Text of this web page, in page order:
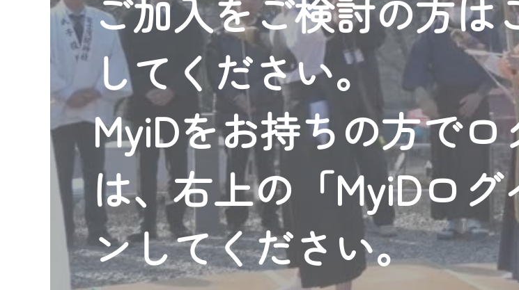
ご加入をご検討の方は
してください。
MyiDをお持ちの方で
は、右上の「MyiDロ
ンしてください。
◆デザイン変更により、お住まいの地域の動画コンテンツが一目瞭
◆当社アプリやＰＣブラウザから、いつでも・どこでも・外出先で
CCNetサービスエリア20市町の地域情報番組をご視聴いただけます
【ご注意】
2024年9月24日からはご加入者様へのサービス向上のため、
『CCNet Web TV』を利用いただくには、一部コンテンツを除き、
CCNetサービスへの加入と『CCNetマイページ※』へのログインが
何卒、ご理解ご了承の程よろしくお願いいたします。
※マイページへのログインには、MyIDが必要となります。
※MyIDとは、CCNet Web TVを含むCCNetの各種サービスをご利用頂く
IDはお客様が使っているメールアドレスで設定できます。
（GmailやYahooなどのフリーメールアドレスでも作成可能です）
※マイページへのログイン・MyIDの新規登録はこちらから
※CCNetアプリをご利用中の方は引き続きご視聴いただけます。